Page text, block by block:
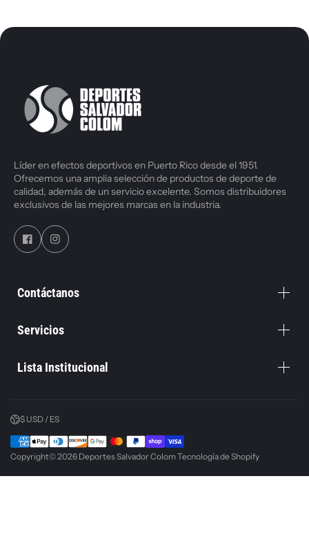
Líder en efectos deportivos en Puerto Rico desde el 1951.
Ofrecemos una amplia selección de productos de deporte de
calidad, además de un servicio excelente. Somos distribuidores
exclusivos de las mejores marcas en la industria.
Contáctanos
Servicios
Lista Institucional
$ USD / ES
Copyright© 2026 Deportes Salvador Colom Tecnología de Shopify